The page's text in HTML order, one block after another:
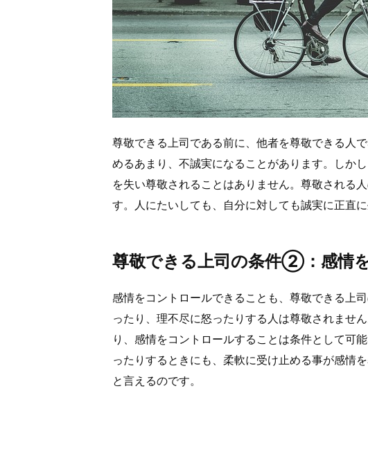
尊敬できる上司である前に、他者を尊敬できる人
めるあまり、不誠実になることがあります。しか
を失い尊敬されることはありません。尊敬される
す。人にたいしても、自分に対しても誠実に正直
尊敬できる上司の条件②：感情
感情をコントロールできることも、尊敬できる上
ったり、理不尽に怒ったりする人は尊敬されませ
り、感情をコントロールすることは条件として可
ったりするときにも、柔軟に受け止める事が感情
と言えるのです。